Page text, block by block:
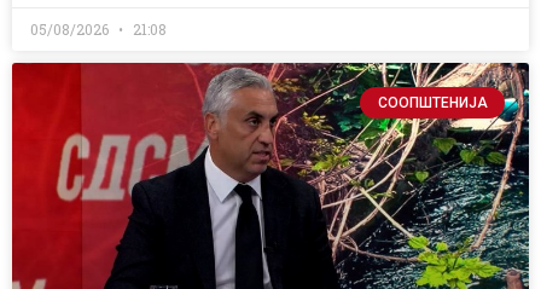
05/08/2026 21:08
СООПШТЕНИЈА